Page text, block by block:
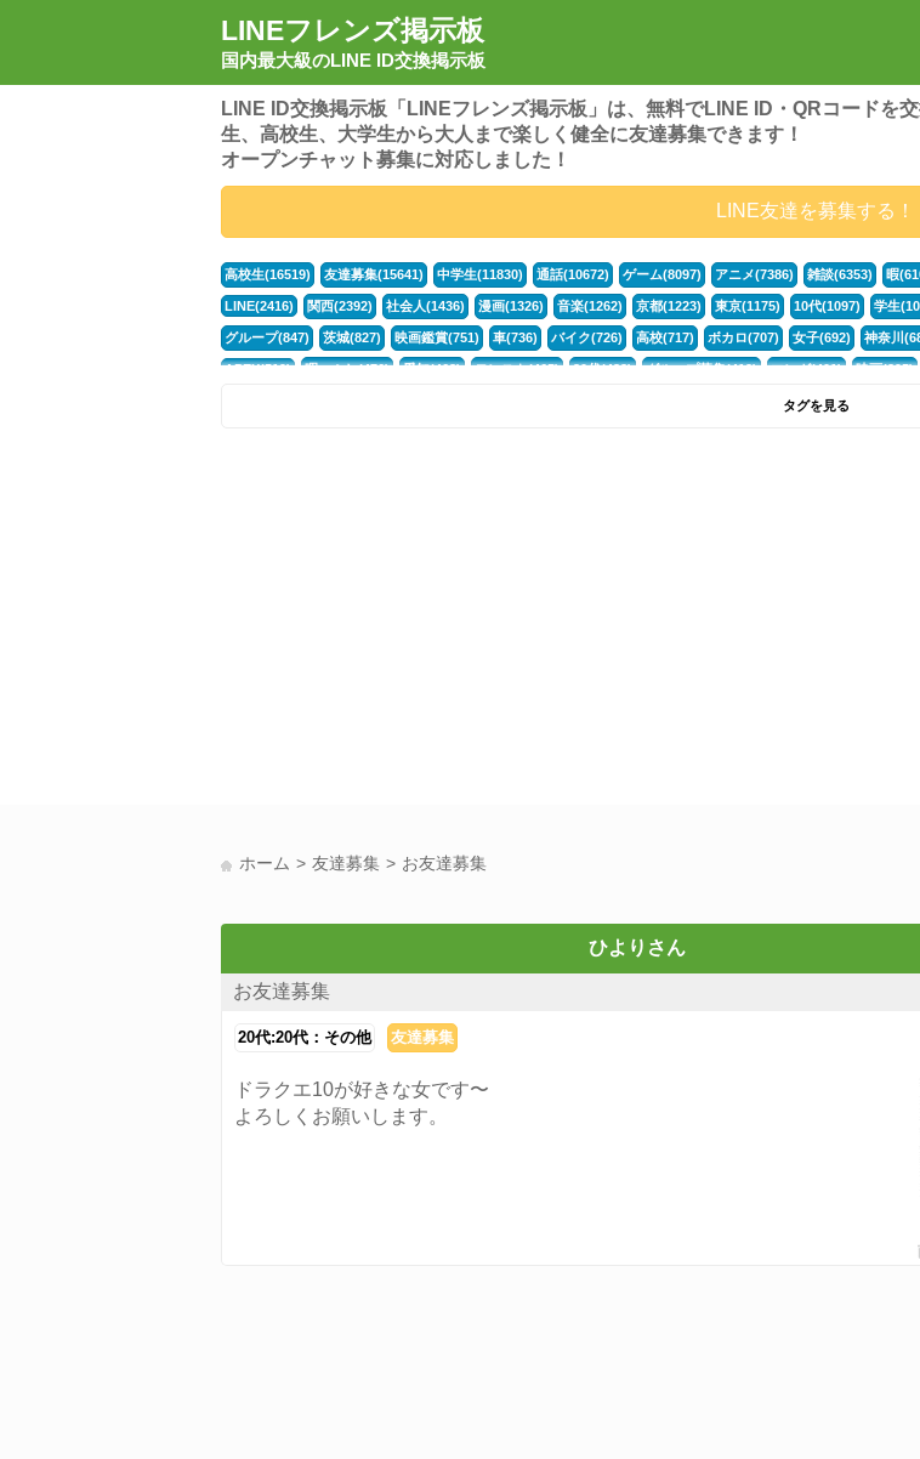
LINEフレンズ掲示板
国内最大級のLINE ID交換掲示板
LINE ID交換掲示板「LINEフレンズ掲示板」は、無料でLINE ID・QRコードを
生、高校生、大学生から大人まで楽しく健全に友達募集できます！
オープンチャット募集に対応しました！
LINE友達を募集する！
高校生(16519) 友達募集(15641) 中学生(11830) 通話(10672) ゲーム(8097) アニメ(7386) 雑談(6353) 暇
LINE(2416) 関西(2392) 社会人(1436) 漫画(1326) 音楽(1262) 京都(1223) 東京(1175) 10代(1097) 学生
グループ(847) 茨城(827) 映画鑑賞(751) 車(736) バイク(726) 高校(717) ボカロ(707) 女子(692) 神奈川
APEX(519) 暇つぶし(476) 愛知(468) モンスト(465) 30代(433) グループ募集(412) マンガ(401) 映画(395)
フォートナイト(320)
タグを見る
ホーム 友達募集 お友達募集
ひよりさん
お友達募集
20代:20代：その他 友達募集
ドラクエ10が好きな女です〜
よろしくお願いします。